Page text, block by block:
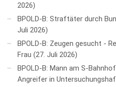
2026
BPOLD-B: Straftäter durch
Juli 2026
BPOLD-B: Zeugen gesucht -
Frau 27. Juli 2026
BPOLD-B: Mann am S-
Angreifer in